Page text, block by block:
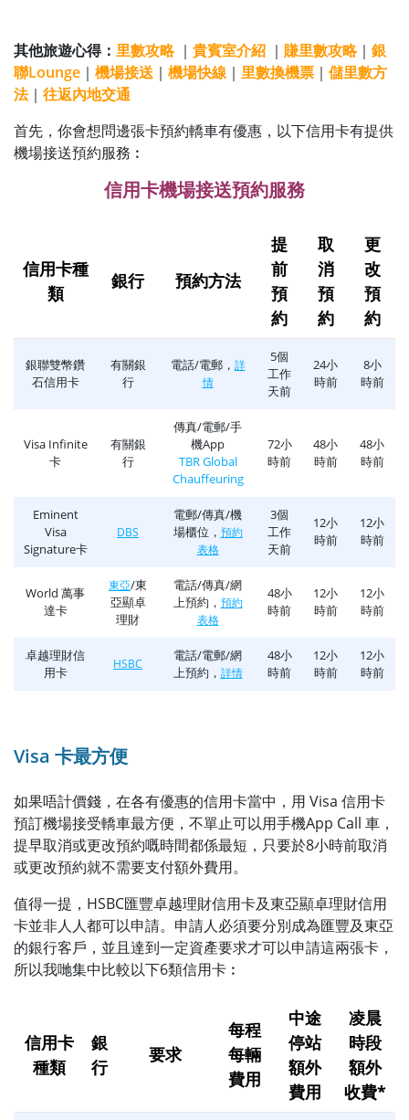
其他旅遊心得： 里數攻略 ｜ 貴賓室介紹 ｜ 賺里數攻略｜ 銀
聯Lounge ｜ 機場接送 ｜ 機場快線 ｜ 里數換機票 ｜ 儲里數方
法｜ 往返內地交通
首先，你會想問邊張卡預約轎車有優惠，以下信用卡有提供
機場接送預約服務︰
信用卡機場接送預約服務
信用卡種
類
銀行 預約方法
提
前
預
約
取
消
預
約
更
改
預
約
銀聯雙幣鑽
石信用卡
有關銀
行
電話/電郵， 詳
情
5個
工作
天前
24小
時前
8小
時前
Visa Infinite
卡
有關銀
行
傳真/電郵/手
機App
TBR Global
Chauffeuring
72小
時前
48小
時前
48小
時前
Eminent
Visa
Signature卡
DBS
電郵/傳真/機
場櫃位， 預約
表格
3個
工作
天前
12小
時前
12小
時前
World 萬事
達卡
東亞/東
亞顯卓
理財
電話/傳真/網
上預約， 預約
表格
48小
時前
12小
時前
12小
時前
卓越理財信
用卡
HSBC
電話/電郵/網
上預約， 詳情
48小
時前
12小
時前
12小
時前
Visa 卡最方便
如果唔計價錢，在各有優惠的信用卡當中，用 Visa 信用卡
預訂機場接受轎車最方便，不單止可以用手機App Call 車，
提早取消或更改預約嘅時間都係最短，只要於8小時前取消
或更改預約就不需要支付額外費用。
值得一提，HSBC匯豐卓越理財信用卡及東亞顯卓理財信用
卡並非人人都可以申請。申請人必須要分別成為匯豐及東亞
的銀行客戶，並且達到一定資產要求才可以申請這兩張卡，
所以我哋集中比較以下6類信用卡︰
信用卡
種類
銀
行
要求
每程
每輛
費用
中途
停站
額外
費用
凌晨
時段
額外
收費*